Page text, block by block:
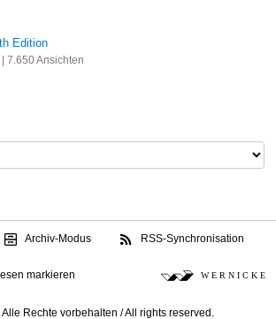
Edition
| 7.650 Ansichten
Archiv-Modus RSS-Synchronisation
markieren W E R N I C K E
Alle Rechte vorbehalten /All rights reserved.